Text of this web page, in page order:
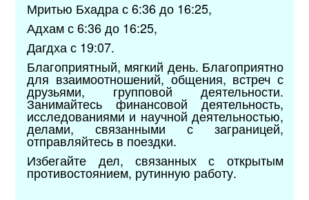
Мритью Бхадра с 6:36 до 16:25,
Адхам с 6:36 до 16:25,
Дагдха с 19:07.
Благоприятный, мягкий день. Благоприятно
для взаимоотношений, общения, встреч с
друзьями, групповой деятельности.
Занимайтесь финансовой деятельность,
исследованиями и научной деятельностью,
делами, связанными с заграницей,
отправляйтесь в поездки.
Избегайте дел, связанных с открытым
противостоянием, рутинную работу.